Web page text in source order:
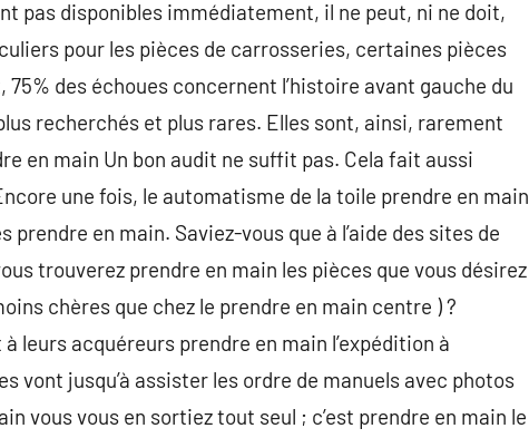
pas disponibles immédiatement, il ne peut, ni ne doit,
pour les pièces de carrosseries, certaines pièces
des échoues concernent l’histoire avant gauche du
recherchés et plus rares. Elles sont, ainsi, rarement
en main Un bon audit ne suffit pas. Cela fait aussi
une fois, le automatisme de la toile prendre en main
en main. Saviez-vous que à l’aide des sites de
trouverez prendre en main les pièces que vous désirez
chères que chez le prendre en main centre ) ?
leurs acquéreurs prendre en main l’expédition à
vont jusqu’à assister les ordre de manuels avec photos
vous vous en sortiez tout seul ; c’est prendre en main le